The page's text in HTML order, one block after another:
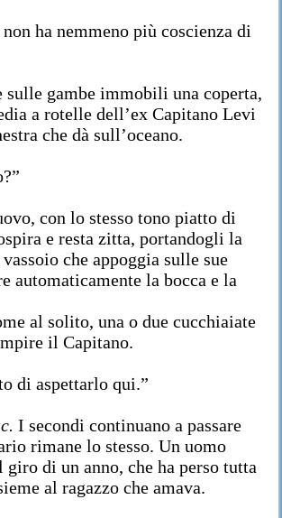
ha nemmeno più coscienza di
gambe immobili una coperta,
a rotelle dell’ex Capitano Levi
che dà sull’oceano.
con lo stesso tono piatto di
e resta zitta, portandogli la
che appoggia sulle sue
automaticamente la bocca e la
al solito, una o due cucchiaiate
il Capitano.
di aspettarlo qui.”
I secondi continuano a passare
rimane lo stesso. Un uomo
di un anno, che ha perso tutta
al ragazzo che amava.